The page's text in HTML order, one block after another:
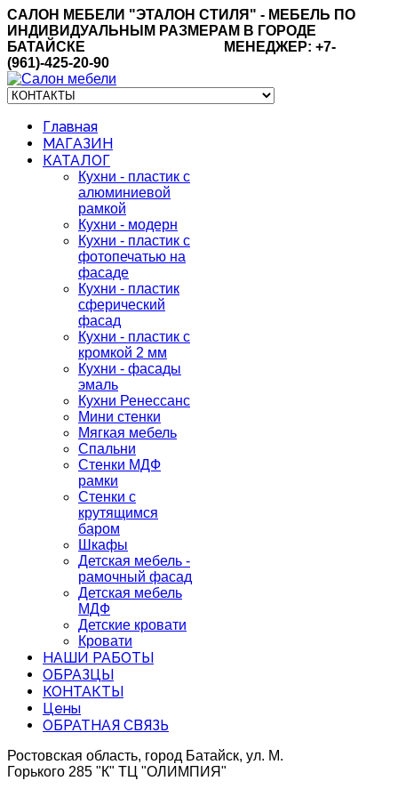
САЛОН МЕБЕЛИ "ЭТАЛОН СТИЛЯ" - МЕБЕЛЬ ПО
ИНДИВИДУАЛЬНЫМ РАЗМЕРАМ В ГОРОДЕ
БАТАЙСКЕ МЕНЕДЖЕР: +7-
(961)-425-20-90
Главная
МАГАЗИН
КАТАЛОГ
Кухни - пластик с
алюминиевой
рамкой
Кухни - модерн
Кухни - пластик c
фотопечатью на
фасаде
Кухни - пластик
сферический
фасад
Кухни - пластик c
кромкой 2 мм
Кухни - фасады
эмаль
Кухни Ренессанс
Мини стенки
Мягкая мебель
Спальни
Стенки МДФ
рамки
Стенки с
крутящимся
баром
Шкафы
Детская мебель -
рамочный фасад
Детская мебель
МДФ
Детские кровати
Кровати
НАШИ РАБОТЫ
ОБРАЗЦЫ
КОНТАКТЫ
Цены
ОБРАТНАЯ СВЯЗЬ
Ростовская область, город Батайск, ул. М.
Горького 285 "К" ТЦ "ОЛИМПИЯ"